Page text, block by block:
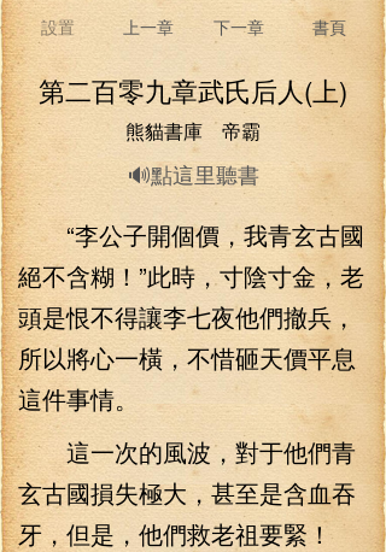
設置 上一章 下一章 書頁
第二百零九章武氏后人(上)
熊貓書庫 帝霸
🔊點這里聽書
“李公子開個價，我青玄古國
絕不含糊！”此時，寸陰寸金，老
頭是恨不得讓李七夜他們撤兵，
所以將心一橫，不惜砸天價平息
這件事情。
這一次的風波，對于他們青
玄古國損失極大，甚至是含血吞
牙，但是，他們救老祖要緊！